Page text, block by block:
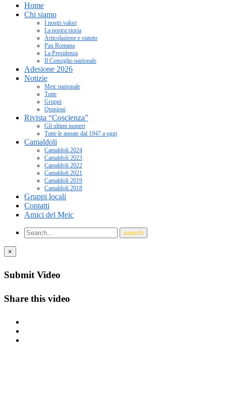
Home
Chi siamo
I nostri valori
La nostra storia
Articolazione e statuto
Pax Romana
La Presidenza
Il Consiglio nazionale
Adesione 2026
Notizie
Meic nazionale
Tutte
Gruppi
Opinioni
Rivista “Coscienza”
Gli ultimi numeri
Tutte le annate dal 1947 a oggi
Camaldoli
Camaldoli 2024
Camaldoli 2023
Camaldoli 2022
Camaldoli 2021
Camaldoli 2019
Camaldoli 2018
Gruppi locali
Contatti
Amici del Meic
×
Submit Video
Share this video